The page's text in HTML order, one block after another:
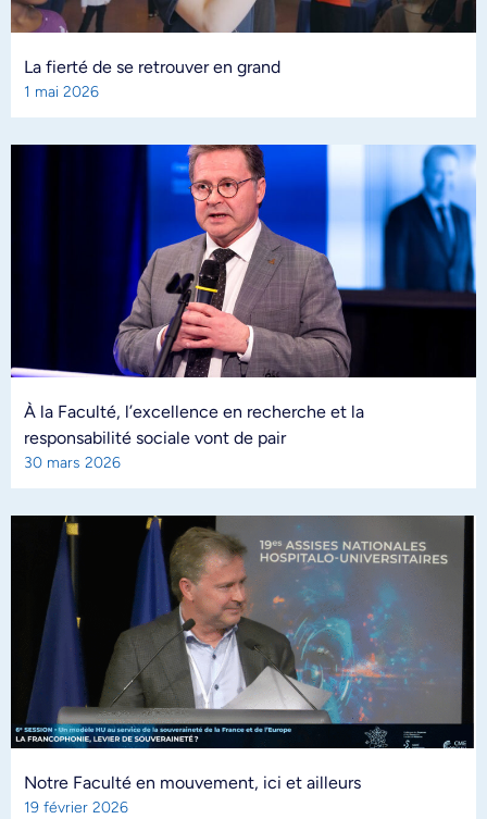
La fierté de se retrouver en grand
1 mai 2026
À la Faculté, l’excellence en recherche et la
responsabilité sociale vont de pair
30 mars 2026
Notre Faculté en mouvement, ici et ailleurs
19 février 2026